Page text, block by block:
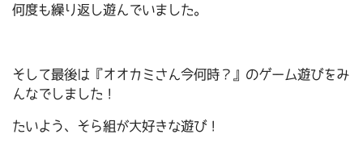
何度も繰り返し遊んでいました。
そして最後は『オオカミさん今何時？』のゲーム遊びをみ
んなでしました！
たいよう、そら組が大好きな遊び！